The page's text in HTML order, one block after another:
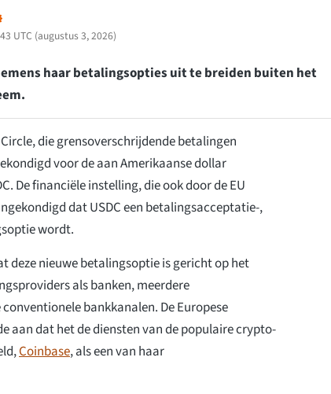
UTC (augustus 3, 2026)
haar betalingsopties uit te breiden buiten het
die grensoverschrijdende betalingen
voor de aan Amerikaanse dollar
De financiële instelling, die ook door de EU
dat USDC een betalingsacceptatie-,
wordt.
deze nieuwe betalingsoptie is gericht op het
als banken, meerdere
bankkanalen. De Europese
aan dat het de diensten van de populaire crypto-
Coinbase, als een van haar